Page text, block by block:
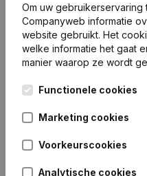
16-08-2022
Veelgestelde vragen
Om uw
Companyweb informatie
website gebruikt. Het
welke informatie het gaat
manier waarop ze wordt
Functionele cookies
Marketing cookies
Voorkeurscookies
Analytische cookies